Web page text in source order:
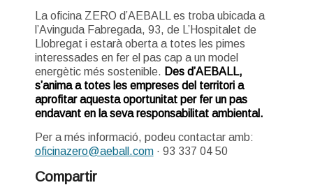
La oficina ZERO d’AEBALL es troba ubicada a
l’Avinguda Fabregada, 93, de L’Hospitalet de
Llobregat i estarà oberta a totes les pimes
interessades en fer el pas cap a un model
energètic més sostenible. Des d’AEBALL,
s’anima a totes les empreses del territori a
aprofitar aquesta oportunitat per fer un pas
endavant en la seva responsabilitat ambiental.
Per a més informació, podeu contactar amb:
oficinazero@aeball.com· 93 337 04 50
Compartir